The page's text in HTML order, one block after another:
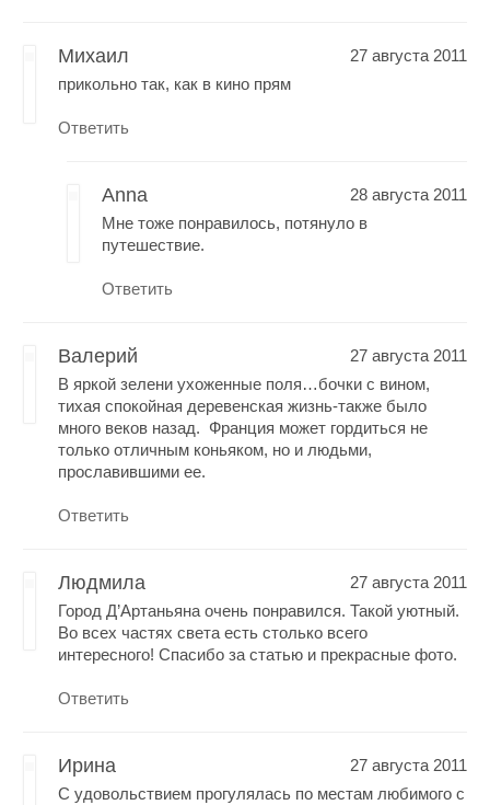
Михаил
27 августа 2011
прикольно так, как в кино прям
Ответить
Anna
28 августа 2011
Мне тоже понравилось, потянуло в
путешествие.
Ответить
Валерий
27 августа 2011
В яркой зелени ухоженные поля…бочки с вином,
тихая спокойная деревенская жизнь-также было
много веков назад. Франция может гордиться не
только отличным коньяком, но и людьми,
прославившими ее.
Ответить
Людмила
27 августа 2011
Город Д’Aртаньяна очень понравился. Такой уютный.
Во всех частях света есть столько всего
интересного! Спасибо за статью и прекрасные фото.
Ответить
Ирина
27 августа 2011
С удовольствием прогулялась по местам любимого с